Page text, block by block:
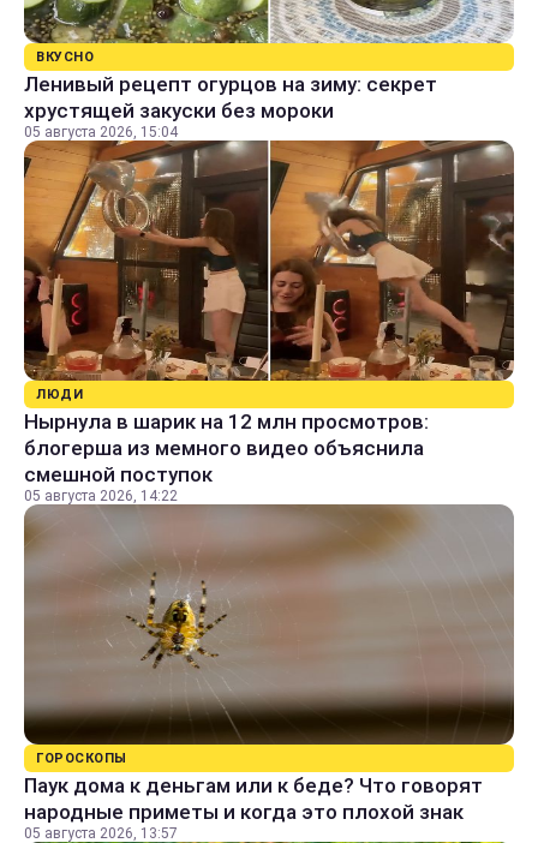
ВКУСНО
Ленивый рецепт огурцов на зиму: секрет
хрустящей закуски без мороки
05 августа 2026, 15:04
ЛЮДИ
Нырнула в шарик на 12 млн просмотров:
блогерша из мемного видео объяснила
смешной поступок
05 августа 2026, 14:22
ГОРОСКОПЫ
Паук дома к деньгам или к беде? Что говорят
народные приметы и когда это плохой знак
05 августа 2026, 13:57